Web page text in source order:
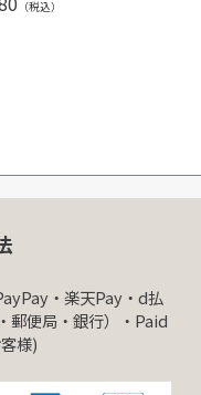
（税込）
・楽天Pay・d払
郵便局・銀行）・Paid
様)